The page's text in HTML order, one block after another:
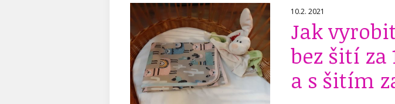
10.2. 2021
Jak
bez šití za
a s šitím